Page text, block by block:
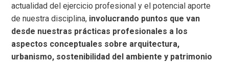
actualidad del ejercicio profesional y el potencial aporte
de nuestra disciplina, involucrando puntos que van
desde nuestras prácticas profesionales a los
aspectos conceptuales sobre arquitectura,
urbanismo, sostenibilidad del ambiente y patrimonio